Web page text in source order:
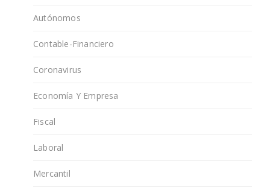
Autónomos
Contable-Financiero
Coronavirus
Economía Y Empresa
Fiscal
Laboral
Mercantil